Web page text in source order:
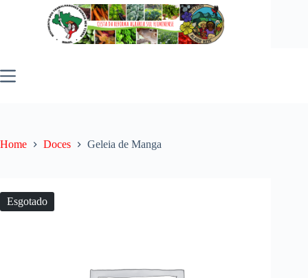
Home Doces Geleia de Manga
Esgotado